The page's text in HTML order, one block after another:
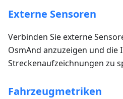
Externe Sensoren
Verbinden Sie externe
OsmAnd anzuzeigen und
Streckenaufzeichnungen zu
Fahrzeugmetriken